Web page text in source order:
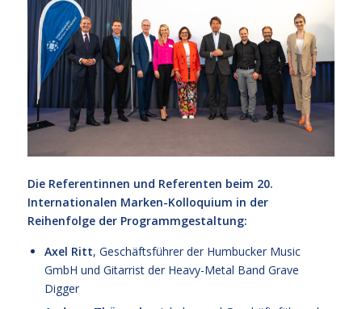
Die Referentinnen und Referenten beim 20.
Internationalen Marken-Kolloquium in der
Reihenfolge der Programmgestaltung:
Axel Ritt, Geschäftsführer der Humbucker Music
GmbH und Gitarrist der Heavy-Metal Band Grave
Digger